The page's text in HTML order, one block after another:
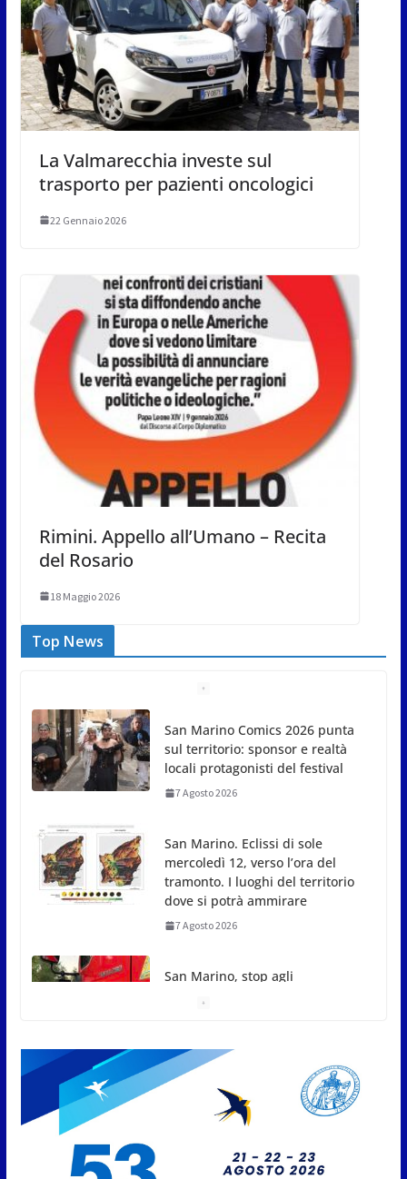
La Valmarecchia investe sul
trasporto per pazienti oncologici
22 Gennaio 2026
Rimini. Appello all’Umano – Recita
del Rosario
18 Maggio 2026
Top News
San Marino Comics 2026 punta
sul territorio: sponsor e realtà
locali protagonisti del festival
7 Agosto 2026
San Marino. Eclissi di sole
mercoledì 12, verso l’ora del
tramonto. I luoghi del territorio
dove si potrà ammirare
7 Agosto 2026
San Marino, stop agli
salate
7 Agosto 2026
Caccuri celebra Roberto Sergio:
della città e premio alla carriera